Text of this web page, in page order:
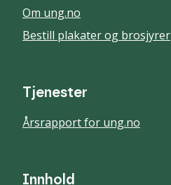
Om ung.no
Bestill plakater og brosjyrer
Tjenester
Årsrapport for ung.no
Innhold